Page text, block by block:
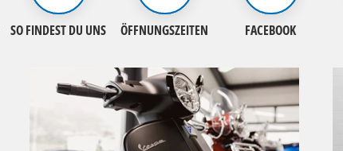
SO FINDEST DU UNS ÖFFNUNGSZEITEN FACEBOOK